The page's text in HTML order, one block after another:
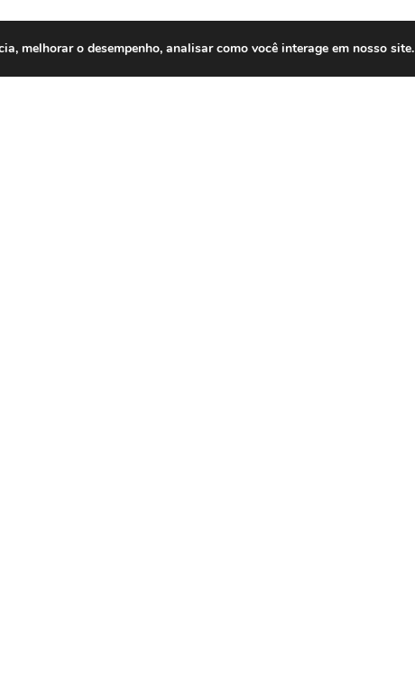
melhorar o desempenho, analisar como você interage em nosso site.